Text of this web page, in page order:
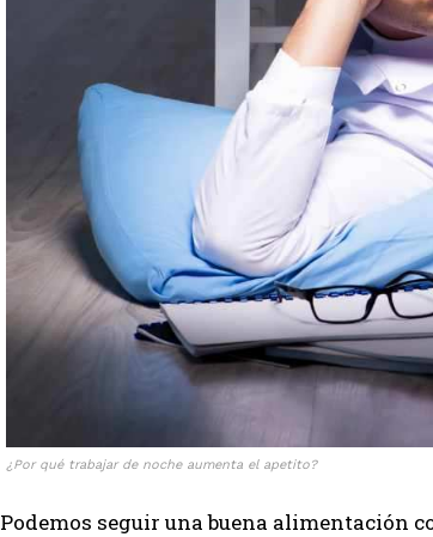
Izer
¿Por qué trabajar de noche aumenta el apetito?
Podemos seguir una buena alimentación